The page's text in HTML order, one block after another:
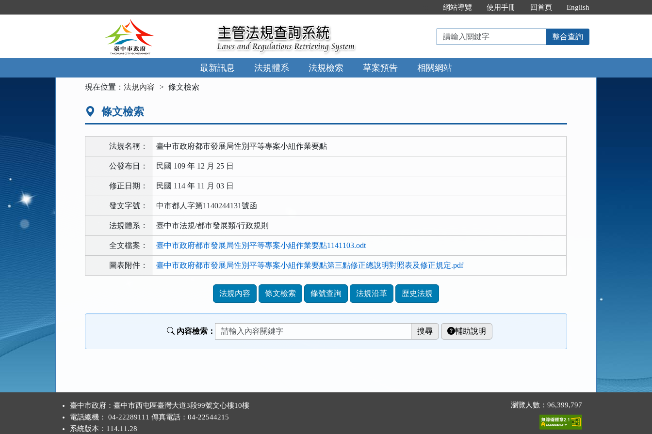
到
網站導覽 使用手冊 回首頁 English
請
輸
入
關
鍵
整合查詢
最新訊息 法規體系 法規檢索 草案預告 相關網站
現在位置：法規內容 條文檢索
條文檢索
法規名稱： 臺中市政府都市發展局性別平等專案小組作業要點
公發布日： 民國 109 年 12 月 25 日
修正日期： 民國 114 年 11 月 03 日
發文字號： 中市都人字第1140244131號函
法規體系： 臺中市法規/都市發展類/行政規則
全文檔案： 臺中市政府都市發展局性別平等專案小組作業要點1141103.odt
圖表附件： 臺中市政府都市發展局性別平等專案小組作業要點第三點修正總說明對照表及修正規定.pdf
功
鈕
法規內容 條文檢索 條號查詢 法規沿革 歷史法規
內容檢索： 輔助說明
臺中市政府：臺中市西屯區臺灣大道3段99號文心樓10樓
電話總機： 04-22289111 傳真電話：04-22544215
系統版本： 114.11.28
瀏覽人數：96,399,797